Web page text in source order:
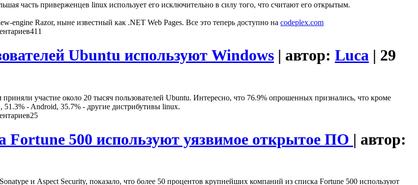
часть приверженцев linux использует его исключительно в силу того, что считают его открытым.
engine Razor, ныне известный как .NET Web Pages. Все это теперь доступно на codeplex.com
411
Ubuntu используют Windows | автор: Luca | 29
приняли участие около 20 тысяч пользователей Ubuntu. Интересно, что 76.9% опрошенных признались, что кроме
- Android, 35.7% - другие дистрибутивы linux.
25
Fortune 500 используют уязвимое открытое ПО | автор:
и Aspect Security, показало, что более 50 процентов крупнейших компаний из списка Fortune 500 используют